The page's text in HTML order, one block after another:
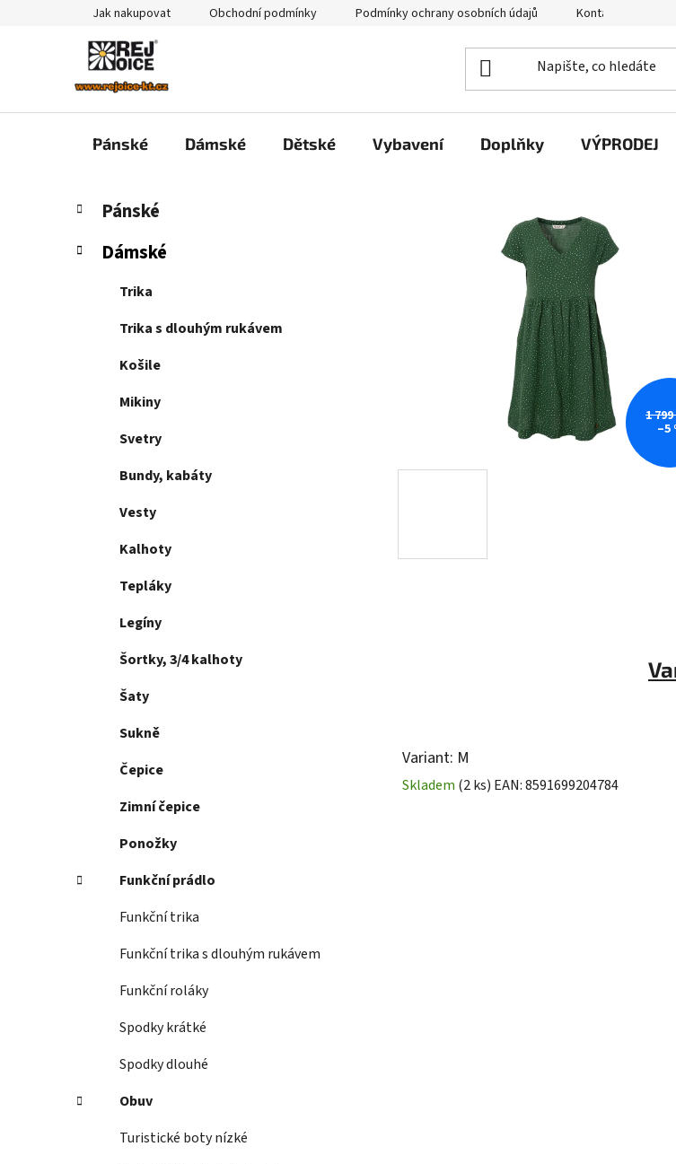
Jak nakupovat Obchodní podmínky Podmínky ochrany osobních údajů Kontakty
Pánské Dámské Dětské Vybavení Doplňky VÝPRODEJ
P
s
Přeskočit
kategorie
K
a
t
e
Pánské
Dámské
Trika
Trika s dlouhým rukávem
Košile
Mikiny
Svetry
Bundy, kabáty
Vesty
Kalhoty
Tepláky
Legíny
Šortky, 3/4 kalhoty
Šaty
Sukně
Čepice
Zimní čepice
Ponožky
Funkční prádlo
Funkční trika
Funkční trika s dlouhým rukávem
Funkční roláky
Spodky krátké
Spodky dlouhé
Obuv
Turistické boty nízké
1
–5
Variant: M
Skladem (2 ks) EAN:8591699204784